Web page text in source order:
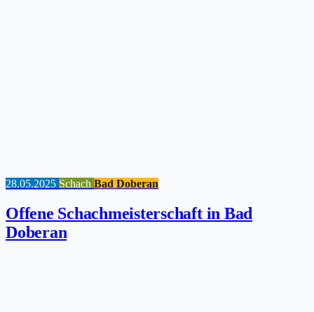
28.05.2025 Schach Bad Doberan
Offene Schachmeisterschaft in Bad
Doberan